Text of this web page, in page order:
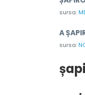
sursa:
A
sursa: